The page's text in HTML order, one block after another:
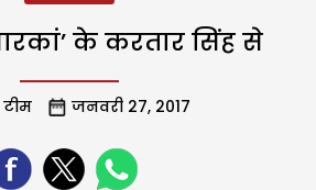
के करतार सिंह से
टीम जनवरी 27, 2017